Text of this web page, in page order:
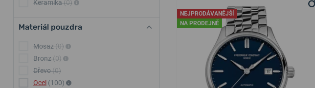
Keramika(0)
Materiál pouzdra
Mosaz(0)
Bronz(0)
Dřevo(0)
Ocel (100)
NEJPRODÁVANĚJŠÍ
NA PRODEJNĚ